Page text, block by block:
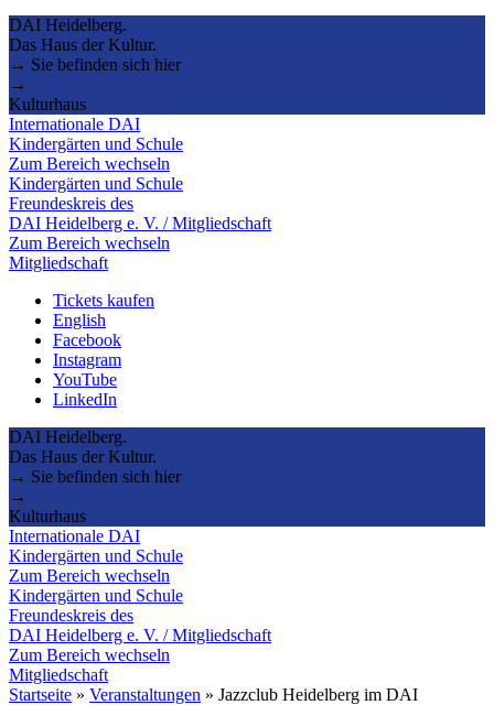
DAI Heidelberg.
Das Haus der Kultur.
→ Sie befinden sich hier
→
Kulturhaus
Internationale DAI
Kindergärten und Schule
Zum Bereich wechseln
Kindergärten und Schule
Freundeskreis des
DAI Heidelberg e. V. / Mitgliedschaft
Zum Bereich wechseln
Mitgliedschaft
Tickets kaufen
English
Facebook
Instagram
YouTube
LinkedIn
DAI Heidelberg.
Das Haus der Kultur.
→ Sie befinden sich hier
→
Kulturhaus
Internationale DAI
Kindergärten und Schule
Zum Bereich wechseln
Kindergärten und Schule
Freundeskreis des
DAI Heidelberg e. V. / Mitgliedschaft
Zum Bereich wechseln
Mitgliedschaft
Startseite » Veranstaltungen » Jazzclub Heidelberg im DAI